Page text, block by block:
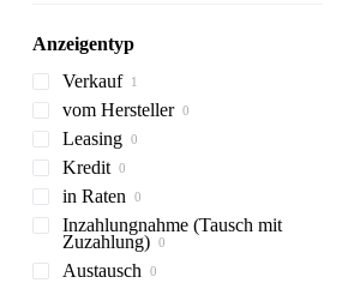
Anzeigentyp
Verkauf
vom Hersteller
Leasing
Kredit
in Raten
Inzahlungnahme (Tausch mit
Zuzahlung)
Austausch